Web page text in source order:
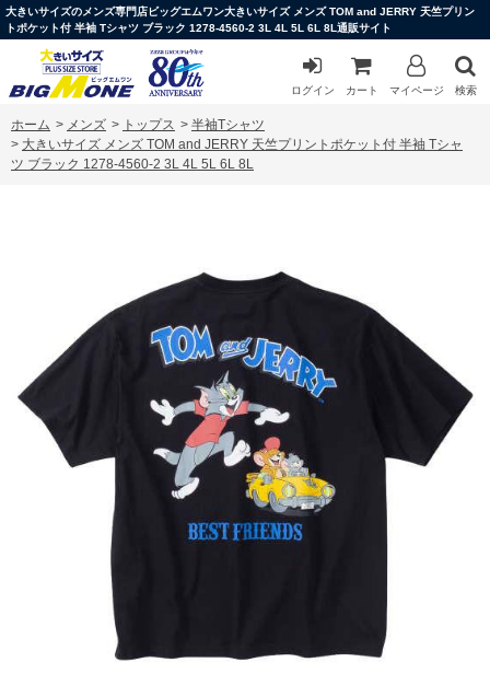
大きいサイズのメンズ専門店ビッグエムワン大きいサイズ メンズ TOM and JERRY 天竺プリン
トポケット付 半袖 Tシャツ ブラック 1278-4560-2 3L 4L 5L 6L 8L通販サイト
ログイン カート マイページ 検索
ホーム > メンズ > トップス > 半袖Tシャツ
> 大きいサイズ メンズ TOM and JERRY 天竺プリントポケット付 半袖 Tシャ
ツ ブラック 1278-4560-2 3L 4L 5L 6L 8L